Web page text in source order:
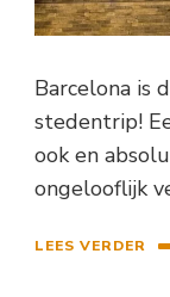
Barcelona is
stedentrip!
ook en
ongelooflijk
LEES VERDER